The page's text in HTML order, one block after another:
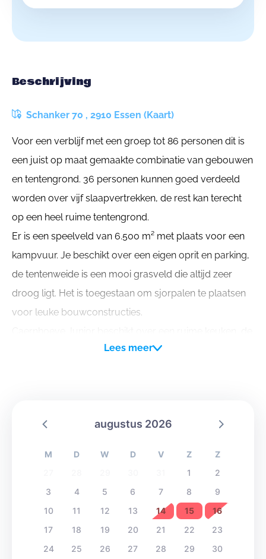
Beschrijving
Schanker 70 , 2910 Essen (Kaart)
Voor een verblijf met een groep tot 86 personen dit is
een juist op maat gemaakte combinatie van gebouwen
en tentengrond. 36 personen kunnen goed verdeeld
worden over vijf slaapvertrekken, de rest kan terecht
op een heel ruime tentengrond.
Er is een speelveld van 6.500 m² met plaats voor een
kampvuur. Je beschikt over een eigen oprit en parking,
de tentenweide is een mooi grasveld die altijd zeer
droog ligt. Het is toegestaan om sjorpalen te plaatsen
voor leuke bouwconstructies.
keukeninventaris kan je hier op de site downloaden in
Lees meer
augustus 2026
M D W D V Z
Z
1
2
3
4 5 6 7 8
9
10
11 12 13 14 15
16
17
18 19 20 21 22
23
24
25 26 27 28 29
30